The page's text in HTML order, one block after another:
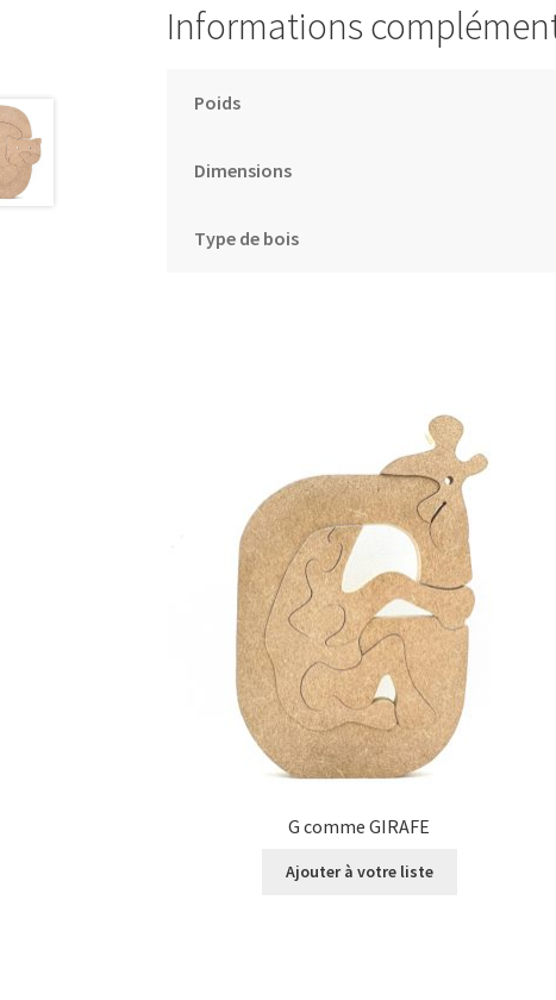
Informations
Poids
Dimensions
Type de bois
G comme GIRAFE
Ajouter à votre liste